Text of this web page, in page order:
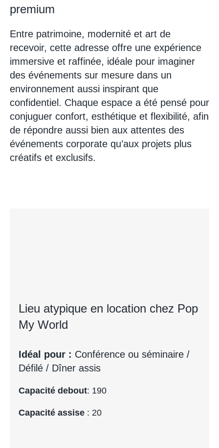
premium
Entre patrimoine, modernité et art de
recevoir, cette adresse offre une expérience
immersive et raffinée, idéale pour imaginer
des événements sur mesure dans un
environnement aussi inspirant que
confidentiel. Chaque espace a été pensé pour
conjuguer confort, esthétique et flexibilité, afin
de répondre aussi bien aux attentes des
événements corporate qu’aux projets plus
créatifs et exclusifs.
Lieu atypique en location chez Pop
My World
Idéal pour : Conférence ou séminaire /
Défilé / Dîner assis
Capacité debout: 190
Capacité assise : 20